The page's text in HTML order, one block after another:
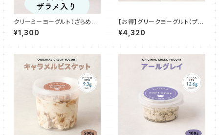
クリーミーヨーグルト（ざらめ入
り）500g
¥1,300
【お得】グリークヨーグルト（プレ
ーン）＋米粉グラノーラ（プレー
ン）
¥4,320